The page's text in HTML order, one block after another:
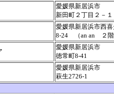
愛媛県新居浜市
新田町２丁目２－
愛媛県新居浜市西
8-24 （an an ２
愛媛県新居浜市
徳常町8-41
愛媛県新居浜市
萩生2726-1